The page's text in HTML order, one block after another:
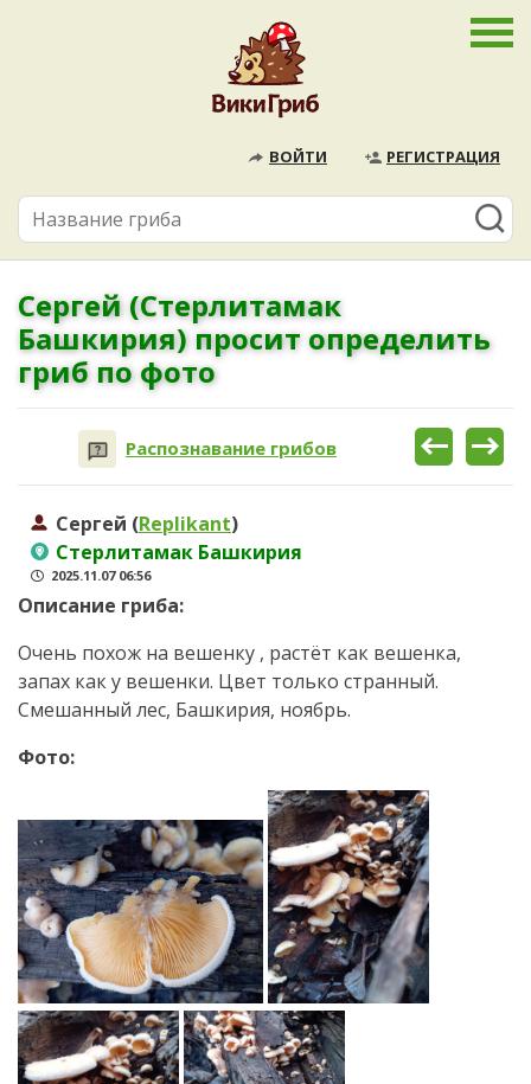
ВОЙТИ РЕГИСТРАЦИЯ
Сергей (Стерлитамак
Башкирия) просит определить
гриб по фото
Распознавание грибов
Сергей (Replikant)
Стерлитамак Башкирия
2025.11.07 06:56
Описание гриба:
Очень похож на вешенку , растёт как вешенка,
запах как у вешенки. Цвет только странный.
Смешанный лес, Башкирия, ноябрь.
Фото: